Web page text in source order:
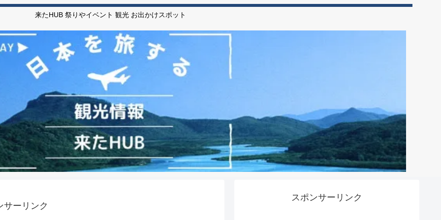
来たHUB 祭りやイベント 観光 お出かけスポット
サーリンク
スポンサーリンク